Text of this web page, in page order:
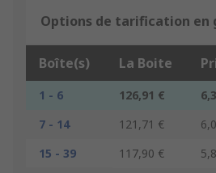
Options de tarification en
Boîte(s) La Boite
1 - 6 126,91 €
7 - 14
121,71 €
15 - 39
117,90 €